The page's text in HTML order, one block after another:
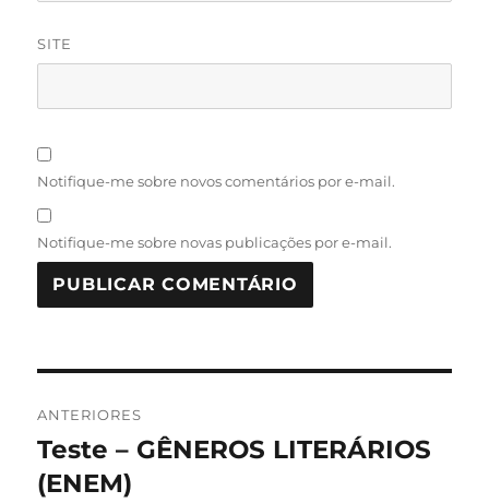
SITE
Notifique-me sobre novos comentários por e-mail.
Notifique-me sobre novas publicações por e-mail.
de
Post
ANTERIORES
Post
anterior:
Teste – GÊNEROS LITERÁRIOS
(ENEM)